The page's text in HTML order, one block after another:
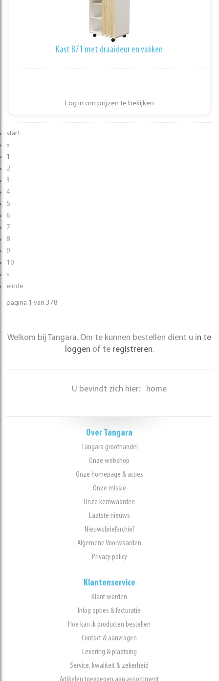
Kast B71 met draaideur en vakken
Log in om prijzen te bekijken
start
«
1
2
3
4
5
6
7
8
9
10
»
einde
pagina 1 van 378
Welkom bij Tangara. Om te kunnen bestellen dient u in te
loggen of te registreren.
U bevindt zich hier: home
Over Tangara
Tangara groothandel
Onze webshop
Onze homepage & acties
Onze missie
Onze kernwaarden
Laatste nieuws
Nieuwsbriefarchief
Algemene Voorwaarden
Privacy policy
Klantenservice
Klant worden
Inlog opties & facturatie
Hoe kan ik producten bestellen
Contact & aanvragen
Levering & plaatsing
Service, kwaliteit & zekerheid